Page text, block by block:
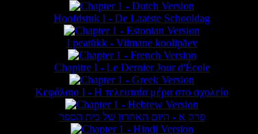
Hoofdstuk I - De Laatste Schooldag
I peatükk - Viimane koolipäev
Chapitre I - Le Dernier Jour d'École
Κεφάλαιο Ι - Η τελευταία μέρα στο σχολείο
פרק א - היום האחרון של בית הספר